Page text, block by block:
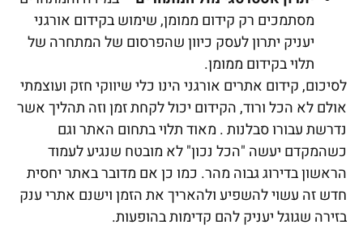
מסתמכים רק קידום ממומן, שימוש בקידום אורגני
יעניק יתרון לעסק כיוון שהפרסום של המתחרה של
תלוי בקידום ממומן.
לסיכום, קידום אתרים אורגני הינו כלי שיווקי חזק ועוצמתי
אולם לא הכל ורוד, הקידום יכול לקחת זמן וזה תהליך אשר
נדרשת עבורו סבלנות . מאוד תלוי בתחום האתר וגם
כשהמקדם יעשה "הכל נכון" לא מובטח שנגיע לעמוד
הראשון בדירוג גבוה מהר. כמו כן אם מדובר באתר יחסית
חדש זה עשוי להשפיע ולהאריך את הזמן וישנם אתרי ענק
בזירה שגוגל יעניק להם קדימות בהופעות.